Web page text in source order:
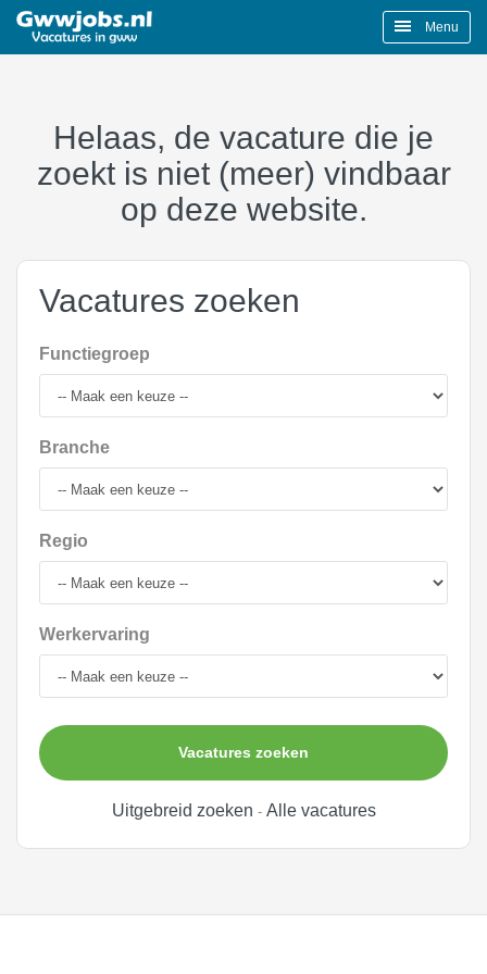
Menu
Helaas, de vacature die je
zoekt is niet (meer) vindbaar
op deze website.
Vacatures zoeken
Functiegroep
Branche
Regio
Werkervaring
Vacatures zoeken
Uitgebreid zoeken - Alle vacatures